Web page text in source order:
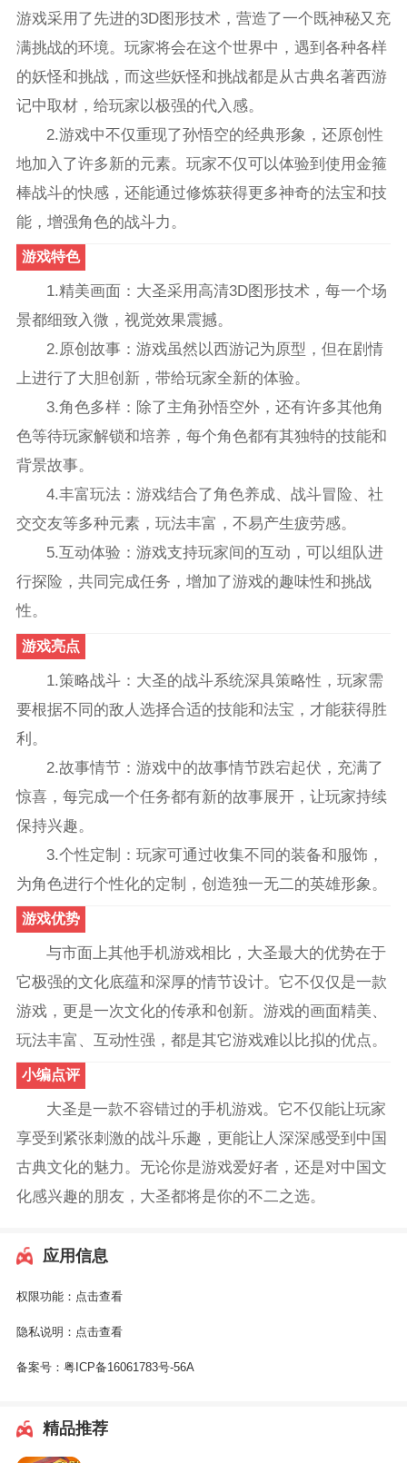
游戏采用了先进的3D图形技术，营造了一个既神秘又充
满挑战的环境。玩家将会在这个世界中，遇到各种各样
的妖怪和挑战，而这些妖怪和挑战都是从古典名著西游
记中取材，给玩家以极强的代入感。
2.游戏中不仅重现了孙悟空的经典形象，还原创性
地加入了许多新的元素。玩家不仅可以体验到使用金箍
棒战斗的快感，还能通过修炼获得更多神奇的法宝和技
能，增强角色的战斗力。
游戏特色
1.精美画面：大圣采用高清3D图形技术，每一个场
景都细致入微，视觉效果震撼。
2.原创故事：游戏虽然以西游记为原型，但在剧情
上进行了大胆创新，带给玩家全新的体验。
3.角色多样：除了主角孙悟空外，还有许多其他角
色等待玩家解锁和培养，每个角色都有其独特的技能和
背景故事。
4.丰富玩法：游戏结合了角色养成、战斗冒险、社
交交友等多种元素，玩法丰富，不易产生疲劳感。
5.互动体验：游戏支持玩家间的互动，可以组队进
行探险，共同完成任务，增加了游戏的趣味性和挑战
性。
游戏亮点
1.策略战斗：大圣的战斗系统深具策略性，玩家需
要根据不同的敌人选择合适的技能和法宝，才能获得胜
利。
2.故事情节：游戏中的故事情节跌宕起伏，充满了
惊喜，每完成一个任务都有新的故事展开，让玩家持续
保持兴趣。
3.个性定制：玩家可通过收集不同的装备和服饰，
为角色进行个性化的定制，创造独一无二的英雄形象。
游戏优势
与市面上其他手机游戏相比，大圣最大的优势在于
它极强的文化底蕴和深厚的情节设计。它不仅仅是一款
游戏，更是一次文化的传承和创新。游戏的画面精美、
玩法丰富、互动性强，都是其它游戏难以比拟的优点。
小编点评
大圣是一款不容错过的手机游戏。它不仅能让玩家
享受到紧张刺激的战斗乐趣，更能让人深深感受到中国
古典文化的魅力。无论你是游戏爱好者，还是对中国文
化感兴趣的朋友，大圣都将是你的不二之选。
应用信息
权限功能： 点击查看
隐私说明： 点击查看
备案号： 粤ICP备16061783号-56A
精品推荐